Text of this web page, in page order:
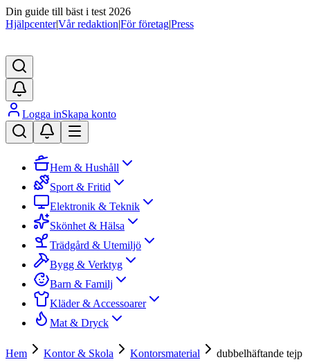
Din guide till bäst i test 2026
Hjälpcenter|Vår redaktion|För företag|Press
Logga inSkapa konto
Hem & Hushåll
Sport & Fritid
Elektronik & Teknik
Skönhet & Hälsa
Trädgård & Utemiljö
Bygg & Verktyg
Barn & Familj
Kläder & Accessoarer
Mat & Dryck
Hem Kontor & Skola Kontorsmaterial dubbelhäftande tejp